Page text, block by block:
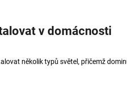
v domácnosti
několik typů světel, přičemž